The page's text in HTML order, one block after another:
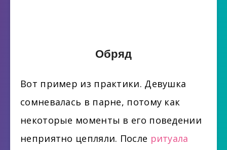
Обряд
Вот пример из практики. Девушка
сомневалась в парне, потому как
некоторые моменты в его поведении
неприятно цепляли. После ритуала